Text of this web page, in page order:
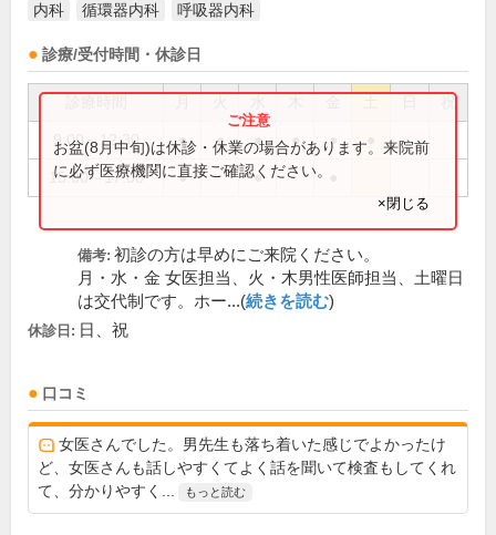
内科 循環器内科 呼吸器内科
診療/受付時間・休診日
祝
9:00～12:30 ● ● ● ● ●
15:00～17:00 ● ●
お盆(8月中旬)は休診・休業の場合があります。来院前
に必ず医療機関に直接ご確認ください。
×閉じる
備考: 初診の方は早めにご来院ください。
月・水・金 女医担当、火・木男性医師担当、土曜日
は交代制です。ホー...(続きを読む)
休診日: 日、祝
口コミ
女医さんでした。男先生も落ち着いた感じでよかったけ
ど、女医さんも話しやすくてよく話を聞いて検査もしてくれ
て、分かりやすく...
もっと読む